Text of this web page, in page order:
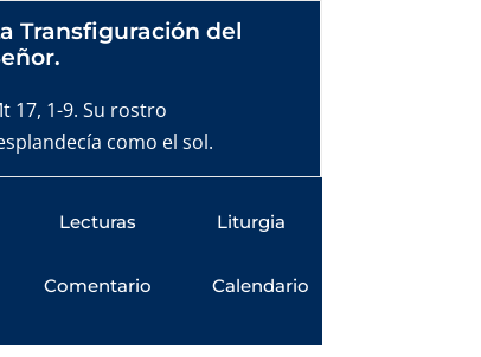
Transfiguración del
17, 1-9. Su rostro
como el sol.
Lecturas
Comentario
Liturgia
Calendario